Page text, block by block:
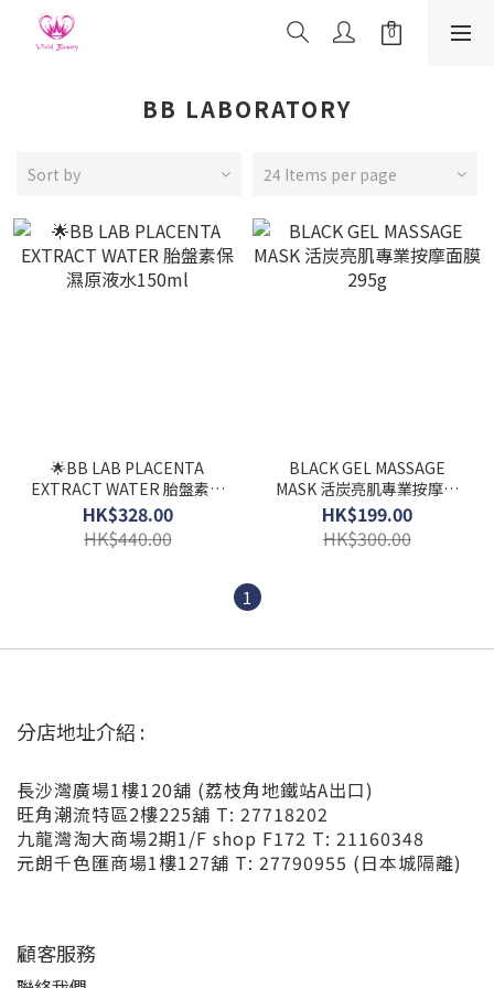
BB LABORATORY
Sort by 24 Items per page
🌟BB LAB PLACENTA
EXTRACT WATER 胎盤素保
濕原液水150ml
HK$328.00
HK$440.00
BLACK GEL MASSAGE
MASK 活炭亮肌專業按摩面
膜 295g
HK$199.00
HK$300.00
1
分店地址介紹 :
長沙灣廣場1樓120舖 (荔枝角地鐵站A出口)
旺角潮流特區2樓225舖 T: 27718202
九龍灣淘大商場2期1/F shop F172 T: 21160348
元朗千色匯商場1樓127舖 T: 27790955 (日本城隔離)
顧客服務